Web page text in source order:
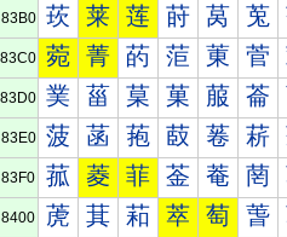
83B0 莰 莱 莲 莳 莴 莵
83C0 菀 菁 菂 菃 菄 菅
83D0 菐 菑 菒 菓 菔 菕
83E0 菠 菡 菢 菣 菤 菥
83F0 菰 菱 菲 菳 菴 菵
8400 萀 萁 萂 萃 萄 萅